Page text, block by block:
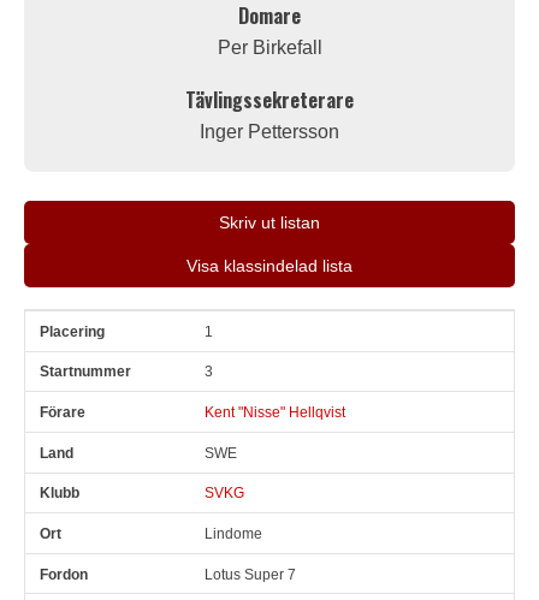
Domare
Per Birkefall
Tävlingssekreterare
Inger Pettersson
Skriv ut listan
Visa klassindelad lista
Pl Snr 1
3
Kent "Nisse" Hellqvist
SWE
SVKG
Lindome
Lotus Super 7